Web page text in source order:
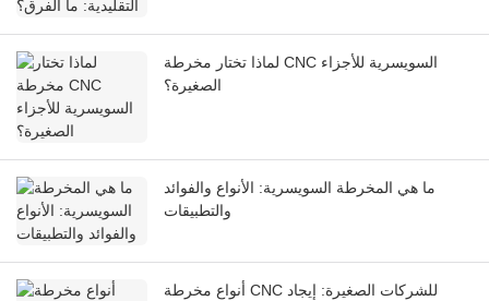
لماذا تختار مخرطة CNC السويسرية للأجزاء
الصغيرة؟
ما هي المخرطة السويسرية: الأنواع والفوائد
والتطبيقات
أنواع مخرطة CNC للشركات الصغيرة: إيجاد